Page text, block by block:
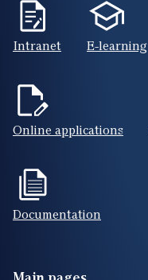
Intranet E-learning
Online applications
Documentation
Footer(ENG)